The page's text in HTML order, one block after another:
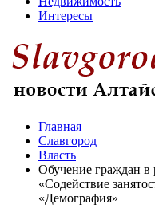
Интересы
Главная
Славгород
Власть
Обучение граждан в
«Содействие
«Демография»